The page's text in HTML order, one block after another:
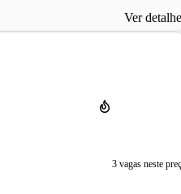
Ver
3 vagas neste